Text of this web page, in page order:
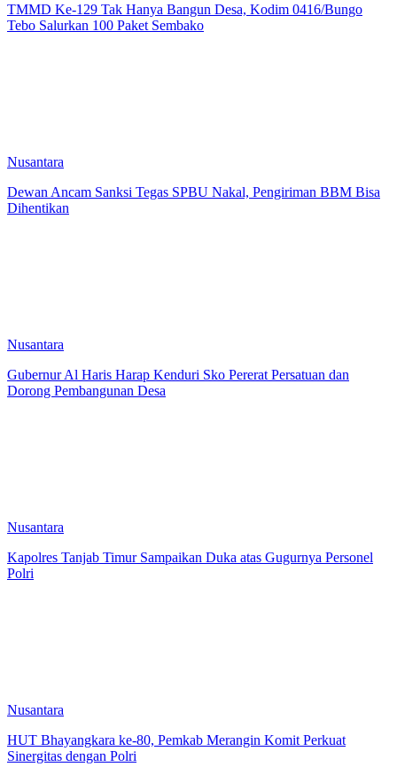
TMMD Ke-129 Tak Hanya Bangun Desa, Kodim 0416/Bungo
Tebo Salurkan 100 Paket Sembako
Nusantara
Dewan Ancam Sanksi Tegas SPBU Nakal, Pengiriman BBM Bisa
Dihentikan
Nusantara
Gubernur Al Haris Harap Kenduri Sko Pererat Persatuan dan
Dorong Pembangunan Desa
Nusantara
Kapolres Tanjab Timur Sampaikan Duka atas Gugurnya Personel
Polri
Nusantara
HUT Bhayangkara ke-80, Pemkab Merangin Komit Perkuat
Sinergitas dengan Polri